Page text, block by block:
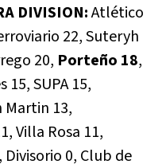
DIVISION:Atlético
22, Suteryh
20, Porteño 18,
SUPA 15,
Martin 13,
Villa Rosa 11,
Divisorio 0, Club de